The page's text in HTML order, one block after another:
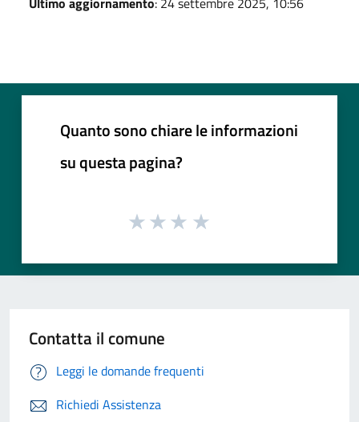
Quanto sono chiare le informazioni
su questa pagina?
Contatta il comune
Leggi le domande frequenti
Richiedi Assistenza